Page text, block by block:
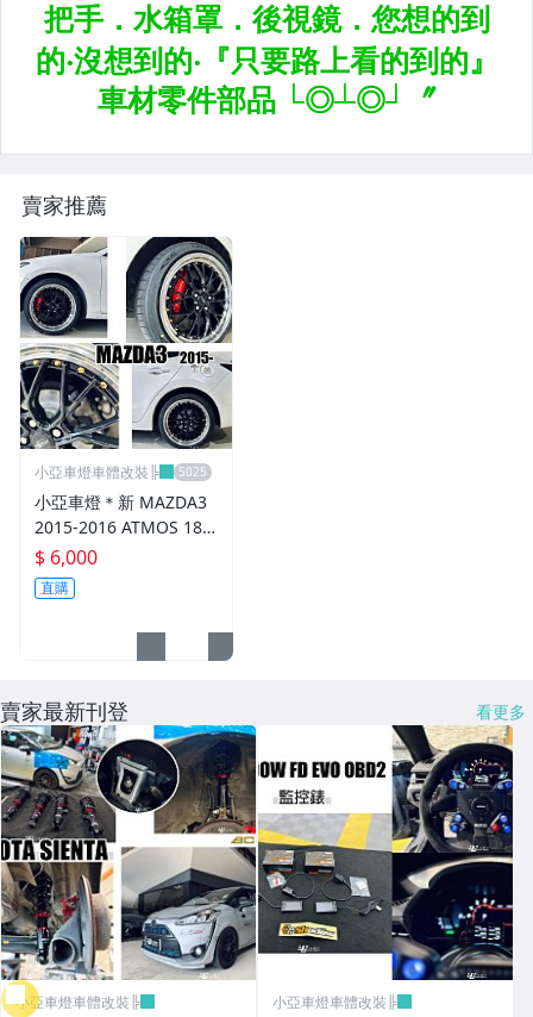
大燈框.後燈框.側燈框.霧燈框
煞車油門踏板.冷光迎賓踏板
牌照燈.室內燈.照地燈
原廠改裝水箱罩.通風網
各車系燈眉.空力套件
非常機車
車用精品百貨類.各車系晴雨窗
避震器.卡鉗.來另片.短彈簧
CUSCO / HARDRACE 各車系結構桿.拉桿
進氣套件 進氣系統 全系列
其它
賣家推薦
小亞車燈車體改裝╠
小亞車燈＊新 MAZDA3
2015-2016 ATMOS 18
吋 鋁圈 輪框 18*8.5 5/1
08 ET40 5孔108 銀黑車
邊 鉚釘款
$ 6,000
直購
賣家最新刊登 看更多
小亞車燈車體改裝╠ 小亞車燈車體改裝╠